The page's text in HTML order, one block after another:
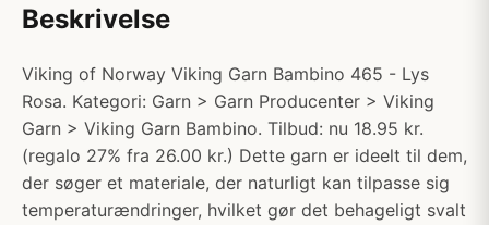
Beskrivelse
Viking of Norway Viking Garn Bambino 465 - Lys
Rosa. Kategori: Garn > Garn Producenter > Viking
Garn > Viking Garn Bambino. Tilbud: nu 18.95 kr.
(regalo 27% fra 26.00 kr.) Dette garn er ideelt til dem,
der søger et materiale, der naturligt kan tilpasse sig
temperaturændringer, hvilket gør det behageligt svalt